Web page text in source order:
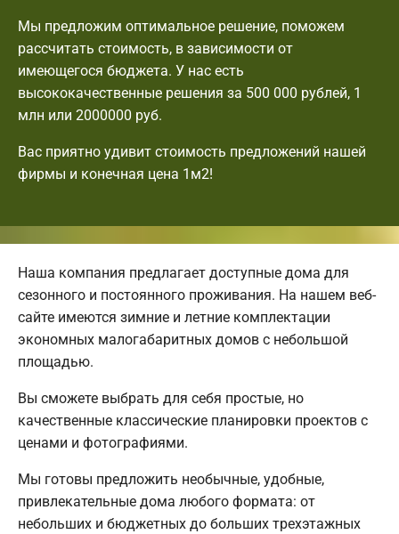
Мы предложим оптимальное решение, поможем
рассчитать стоимость, в зависимости от
имеющегося бюджета. У нас есть
высококачественные решения за 500 000 рублей, 1
млн или 2000000 руб.
Вас приятно удивит стоимость предложений нашей
фирмы и конечная цена 1м2!
Наша компания предлагает доступные дома для
сезонного и постоянного проживания. На нашем веб-
сайте имеются зимние и летние комплектации
экономных малогабаритных домов с небольшой
площадью.
Вы сможете выбрать для себя простые, но
качественные классические планировки проектов с
ценами и фотографиями.
Мы готовы предложить необычные, удобные,
привлекательные дома любого формата: от
небольших и бюджетных до больших трехэтажных